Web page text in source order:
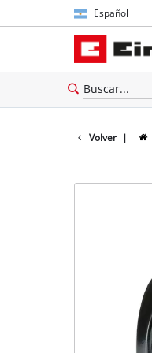
Español
Español
English
Volver |